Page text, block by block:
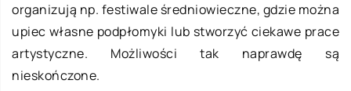
organizują np. festiwale średniowieczne, gdzie można
upiec własne podpłomyki lub stworzyć ciekawe prace
artystyczne. Możliwości tak naprawdę są
nieskończone.